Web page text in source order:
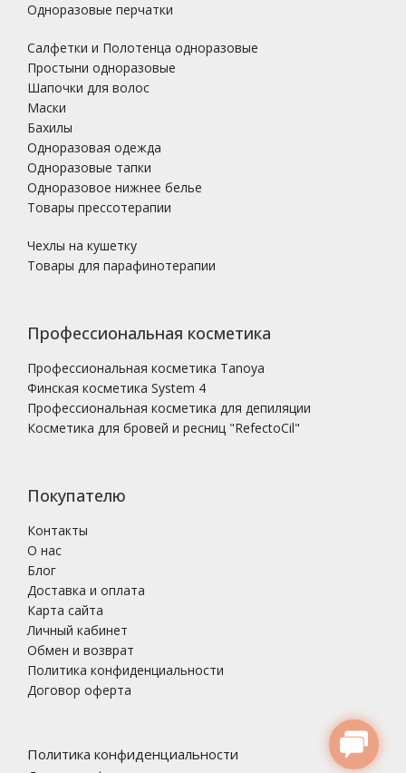
Одноразовые перчатки
Салфетки и Полотенца одноразовые
Простыни одноразовые
Шапочки для волос
Маски
Бахилы
Одноразовая одежда
Одноразовые тапки
Одноразовое нижнее белье
Товары прессотерапии
Чехлы на кушетку
Товары для парафинотерапии
Профессиональная косметика
Профессиональная косметика Tanoya
Финская косметика System 4
Профессиональная косметика для депиляции
Косметика для бровей и ресниц "RefectoCil"
Покупателю
Контакты
О нас
Блог
Доставка и оплата
Карта сайта
Личный кабинет
Обмен и возврат
Политика конфиденциальности
Договор оферта
Политика конфиденциальности